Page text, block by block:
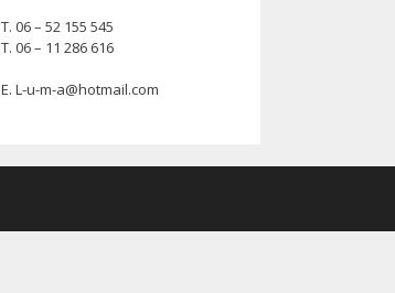
T. 06 – 52 155 545
T. 06 – 11 286 616
E. L-u-m-a@hotmail.com